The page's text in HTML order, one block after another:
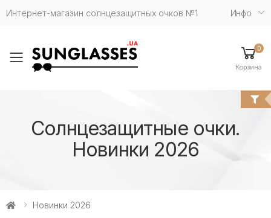
Интернет-магазин солнцезащитных очков №1 Инфо
Toggle mobile menu
0
Корзина
Солнцезащитные очки.
Новинки 2026
Новинки 2026